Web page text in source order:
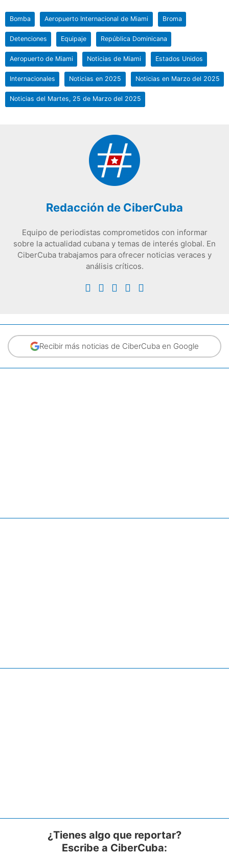
Bomba Aeropuerto Internacional de Miami Broma
Detenciones Equipaje República Dominicana
Aeropuerto de Miami Noticias de Miami Estados Unidos
Internacionales Noticias en 2025 Noticias en Marzo del 2025
Noticias del Martes, 25 de Marzo del 2025
Redacción de CiberCuba
Equipo de periodistas comprometidos con informar
sobre la actualidad cubana y temas de interés global. En
CiberCuba trabajamos para ofrecer noticias veraces y
análisis críticos.
Recibir más noticias de CiberCuba en Google
¿Tienes algo que reportar?
Escribe a CiberCuba: